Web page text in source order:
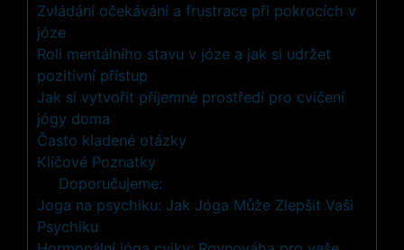
Zvládání očekávání a frustrace při pokrocích v
józe
Roli mentálního stavu v józe a jak si udržet
pozitivní přístup
Jak si vytvořit příjemné prostředí pro cvičení
jógy doma
Často kladené otázky
Klíčové Poznatky
Doporučujeme:
Joga na psychiku: Jak Jóga Může Zlepšit Vaši
Psychiku